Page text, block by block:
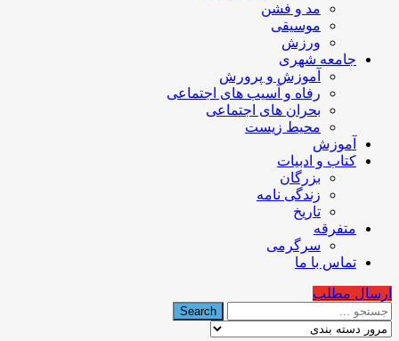
تهران
مد و فشن
موسیقی
ورزش
جامعه شهری
آموزش و پرورش
رفاه و آسیب های اجتماعی
بحران های اجتماعی
محیط زیست
آموزش
کتاب و ادبیات
بزرگان
زندگی نامه
تاریخ
متفرقه
سرگرمی
تماس با ما
ارسال مطلب